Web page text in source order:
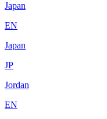
Japan
EN
Japan
JP
Jordan
EN